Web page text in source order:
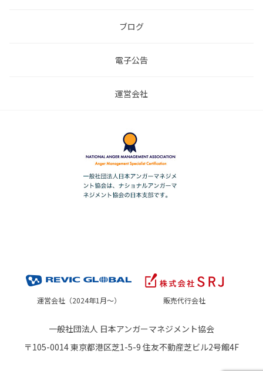
ブログ
電子公告
運営会社
運営会社（2024年1月～） 販売代行会社
一般社団法人 日本アンガーマネジメント協会
〒105-0014 東京都港区芝1-5-9 住友不動産芝ビル2号館4F